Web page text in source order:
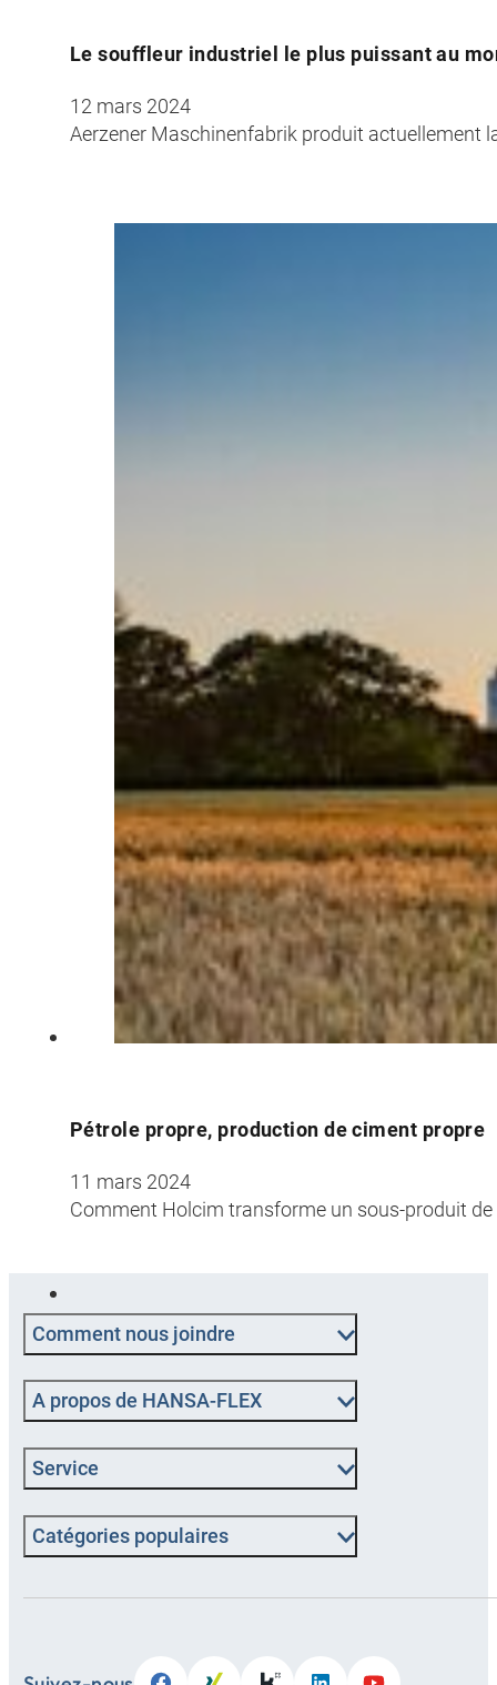
Le souffleur industriel le plus puissant au
12 mars 2024
Aerzener Maschinenfabrik produit actuellement
Pétrole propre, production de ciment propre
11 mars 2024
Comment Holcim transforme un sous-produit
Comment nous joindre
A propos de HANSA-FLEX
Service
Catégories populaires